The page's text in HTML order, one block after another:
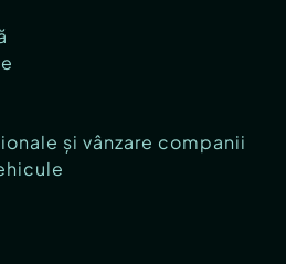
și vânzare companii